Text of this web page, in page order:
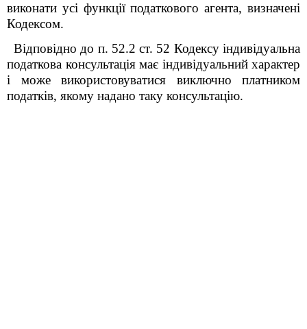
виконати усі функції податкового агента, визначені
Кодексом.
Відповідно до п. 52.2 ст. 52 Кодексу індивідуальна
податкова консультація має індивідуальний характер
і може використовуватися виключно платником
податків, якому надано таку консультацію.